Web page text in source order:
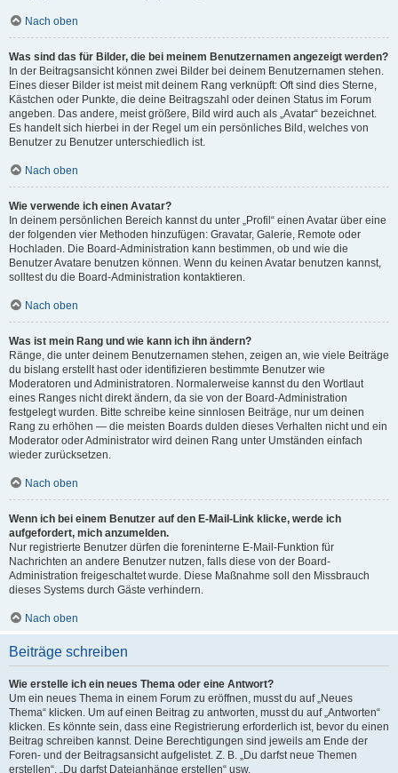
Nach oben
Was sind das für Bilder, die bei meinem Benutzernamen angezeigt werden?
In der Beitragsansicht können zwei Bilder bei deinem Benutzernamen stehen.
Eines dieser Bilder ist meist mit deinem Rang verknüpft: Oft sind dies Sterne,
Kästchen oder Punkte, die deine Beitragszahl oder deinen Status im Forum
angeben. Das andere, meist größere, Bild wird auch als „Avatar“ bezeichnet.
Es handelt sich hierbei in der Regel um ein persönliches Bild, welches von
Benutzer zu Benutzer unterschiedlich ist.
Nach oben
Wie verwende ich einen Avatar?
In deinem persönlichen Bereich kannst du unter „Profil“ einen Avatar über eine
der folgenden vier Methoden hinzufügen: Gravatar, Galerie, Remote oder
Hochladen. Die Board-Administration kann bestimmen, ob und wie die
Benutzer Avatare benutzen können. Wenn du keinen Avatar benutzen kannst,
solltest du die Board-Administration kontaktieren.
Nach oben
Was ist mein Rang und wie kann ich ihn ändern?
Ränge, die unter deinem Benutzernamen stehen, zeigen an, wie viele Beiträge
du bislang erstellt hast oder identifizieren bestimmte Benutzer wie
Moderatoren und Administratoren. Normalerweise kannst du den Wortlaut
eines Ranges nicht direkt ändern, da sie von der Board-Administration
festgelegt wurden. Bitte schreibe keine sinnlosen Beiträge, nur um deinen
Rang zu erhöhen — die meisten Boards dulden dieses Verhalten nicht und ein
Moderator oder Administrator wird deinen Rang unter Umständen einfach
wieder zurücksetzen.
Nach oben
Wenn ich bei einem Benutzer auf den E-Mail-Link klicke, werde ich
aufgefordert, mich anzumelden.
Nur registrierte Benutzer dürfen die foreninterne E-Mail-Funktion für
Nachrichten an andere Benutzer nutzen, falls diese von der Board-
Administration freigeschaltet wurde. Diese Maßnahme soll den Missbrauch
dieses Systems durch Gäste verhindern.
Nach oben
Beiträge schreiben
Wie erstelle ich ein neues Thema oder eine Antwort?
Um ein neues Thema in einem Forum zu eröffnen, musst du auf „Neues
Thema“ klicken. Um auf einen Beitrag zu antworten, musst du auf „Antworten“
klicken. Es könnte sein, dass eine Registrierung erforderlich ist, bevor du einen
Beitrag schreiben kannst. Deine Berechtigungen sind jeweils am Ende der
Foren- und der Beitragsansicht aufgelistet. Z. B. „Du darfst neue Themen
erstellen“, „Du darfst Dateianhänge erstellen“ usw.